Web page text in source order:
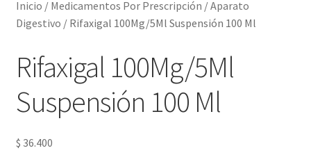
Inicio / Medicamentos Por Prescripción /Aparato
Digestivo / Rifaxigal 100Mg/5Ml Suspensión 100 Ml
Rifaxigal 100Mg/5Ml
Suspensión 100 Ml
$ 36.400